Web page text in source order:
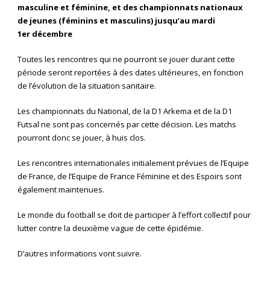
masculine et féminine, et des championnats nationaux
de jeunes (féminins et masculins) jusqu’au mardi
1er décembre
Toutes les rencontres qui ne pourront se jouer durant cette
période seront reportées à des dates ultérieures, en fonction
de l’évolution de la situation sanitaire.
Les championnats du National, de la D1 Arkema et de la D1
Futsal ne sont pas concernés par cette décision. Les matchs
pourront donc se jouer, à huis clos.
Les rencontres internationales initialement prévues de l’Equipe
de France, de l’Equipe de France Féminine et des Espoirs sont
également maintenues.
Le monde du football se doit de participer à l’effort collectif pour
lutter contre la deuxième vague de cette épidémie.
D’autres informations vont suivre.